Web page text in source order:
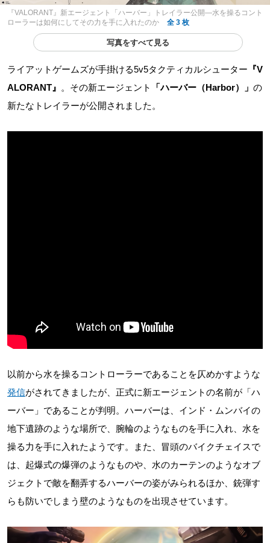
『VALORANT』新エージェント「ハーバー」トレイラー公開―水を操るコント
ローラーは如何にしてその力を手に入れたのか
全 3 枚
写真をすべて見る
ライアットゲームズが手掛ける5v5タクティカルシューター 『V
ALORANT』 。その新エージェント 「ハーバー（Harbor）」 の
新たなトレイラーが公開されました。
以前から水を操るコントローラーであることを仄めかすような
発信がされてきましたが、正式に新エージェントの名前が「ハ
ーバー」であることが判明。ハーバーは、インド・ムンバイの
地下遺跡のような場所で、腕輪のようなものを手に入れ、水を
操る力を手に入れたようです。また、冒頭のバイクチェイスで
は、起爆式の爆弾のようなものや、水のカーテンのようなオブ
ジェクトで敵を翻弄するハーバーの姿がみられるほか、銃弾す
らも防いでしまう壁のようなものを出現させています。